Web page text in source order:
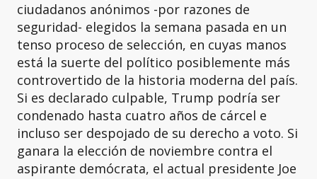
ciudadanos anónimos -por razones de
seguridad- elegidos la semana pasada en un
tenso proceso de selección, en cuyas manos
está la suerte del político posiblemente más
controvertido de la historia moderna del país.
Si es declarado culpable, Trump podría ser
condenado hasta cuatro años de cárcel e
incluso ser despojado de su derecho a voto. Si
ganara la elección de noviembre contra el
aspirante demócrata, el actual presidente Joe